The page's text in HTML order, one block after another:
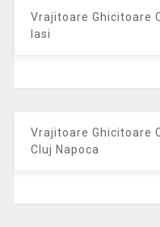
Vrajitoare Ghicitoare
Iasi
Vrajitoare Ghicitoare
Cluj Napoca